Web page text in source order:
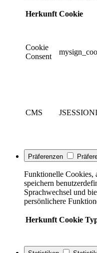
Herkunft Cookie
Cookie
Consent
CMS
Präferenzen
Funktionelle Cookies,
speichern
Sprachwechsel und
persönlichere
Herkunft Cookie